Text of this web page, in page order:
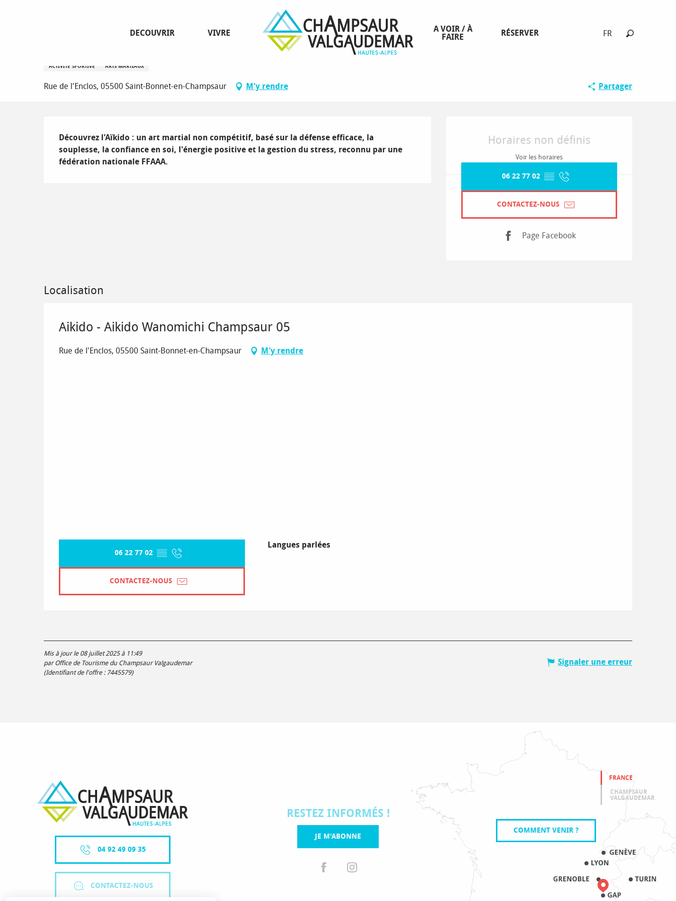
FR
DECOUVRIR VIVRE
A VOIR / À
FAIRE
RÉSERVER
ACTIVITÉ SPORTIVE ARTS MARTIAUX
Rue de l'Enclos, 05500 Saint-Bonnet-en-Champsaur M'y rendre Partager
Horaires non définis
Voir les horaires
06 22 77 02 ▒▒
CONTACTEZ-NOUS
Page Facebook
Description
Découvrez l'Aïkido : un art martial non compétitif, basé sur la défense efficace, la
souplesse, la confiance en soi, l'énergie positive et la gestion du stress, reconnu par une
fédération nationale FFAAA.
Localisation
Aikido - Aikido Wanomichi Champsaur 05
Rue de l'Enclos, 05500 Saint-Bonnet-en-Champsaur M'y rendre
06 22 77 02 ▒▒
CONTACTEZ-NOUS
Langues parlées
Langues parlées
Mis à jour le 08 juillet 2025 à 11:49
par Office de Tourisme du Champsaur Valgaudemar
(Identifiant de l'offre : 7445579)
Signaler une erreur
04 92 49 09 35
CONTACTEZ-NOUS
RESTEZ INFORMÉS !
JE M'ABONNE
FRANCE
CHAMPSAUR
VALGAUDEMAR
COMMENT VENIR ?